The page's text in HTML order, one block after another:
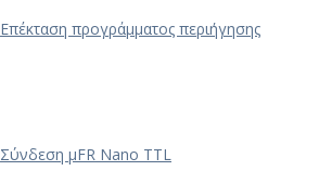
Επέκταση προγράμματος περιήγησης
Σύνδεση μFR Nano TTL